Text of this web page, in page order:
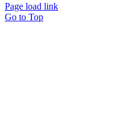
Page load link
Go to Top